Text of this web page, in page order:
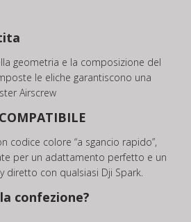
geometria e la composizione del
le eliche garantiscono una
Airscrew
codice colore “a sgancio rapido”,
per un adattamento perfetto e un
diretto con qualsiasi Dji Spark.
confezione?